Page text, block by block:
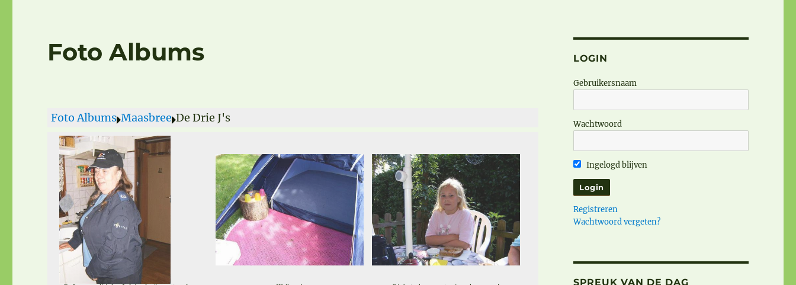
Foto Albums
Foto Albums Maasbree De Drie J's
LOGIN
Gebruikersnaam
Wachtwoord
Ingelogd blijven
Registreren
Wachtwoord vergeten?
SPREUK VAN DE DAG